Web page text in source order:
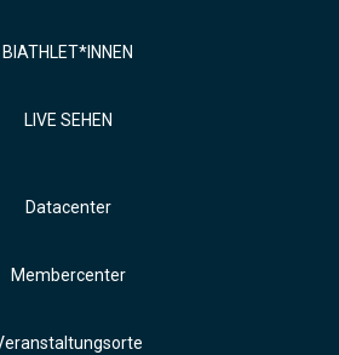
BIATHLET*INNEN
LIVE SEHEN
Datacenter
Membercenter